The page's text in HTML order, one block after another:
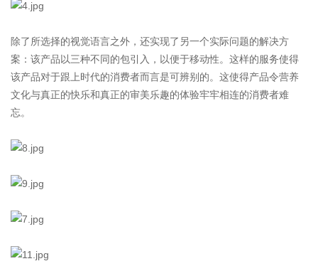
除了所选择的视觉语言之外，还实现了另一个实际问题的解决方
案：该产品以三种不同的包引入，以便于移动性。这样的服务使得
该产品对于跟上时代的消费者而言是可辨别的。这使得产品令营养
文化与真正的快乐和真正的审美乐趣的体验牢牢相连的消费者难
忘。